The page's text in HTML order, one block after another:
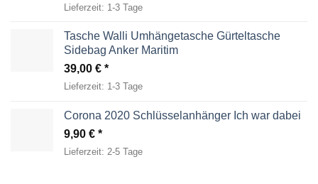
Lieferzeit: 1-3 Tage
Tasche Walli Umhängetasche Gürteltasche
Sidebag Anker Maritim
39,00 €
Lieferzeit: 1-3 Tage
Corona 2020 Schlüsselanhänger Ich war dabei
9,90 €
Lieferzeit: 2-5 Tage